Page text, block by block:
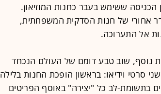
ששימש בעבר כחנות המוזיאון.
אחורי של חנות הסדקית המשפחתית,
אל התערוכה.
נוסף, שוב טבע דומם של העולם הנכחד
סרטי וידיאו: בראשון הופכת החנות בלילה
בתשומת-לב כל "יצירה" באוסף הפריטים